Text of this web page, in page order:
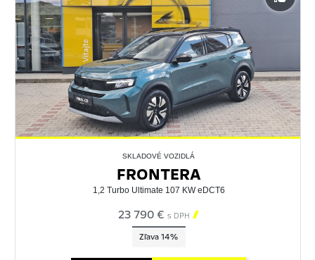
SKLADOVÉ VOZIDLÁ
FRONTERA
1,2 Turbo Ultimate 107 KW eDCT6
23 790 €s DPH 
Zľava 14%